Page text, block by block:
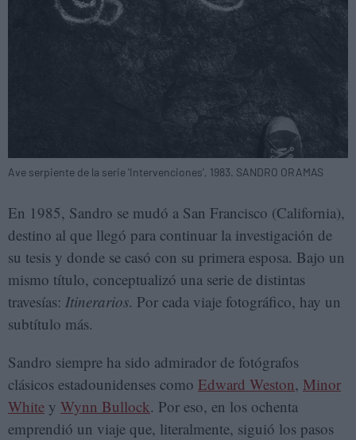
Ave serpiente de la serie 'Intervenciones', 1983. SANDRO ORAMAS
En 1985, Sandro se mudó a San Francisco (California),
destino al que llegó para continuar la investigación de
su tesis y donde se casó con su primera esposa. Bajo un
mismo título, conceptualizó una serie de distintas
travesías: Itinerarios. Por cada viaje fotográfico, hay un
subtítulo más.
Sandro siempre ha sido admirador de fotógrafos
clásicos estadounidenses como Edward Weston, Minor
White y Wynn Bullock. Por eso, en los ochenta
emprendió un viaje que, literalmente, siguió los pasos